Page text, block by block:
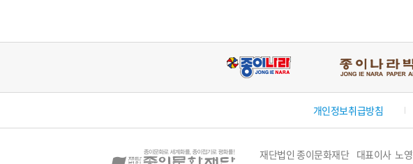
개인정보취급방침
재단법인 종이문화재단 대표이사 노